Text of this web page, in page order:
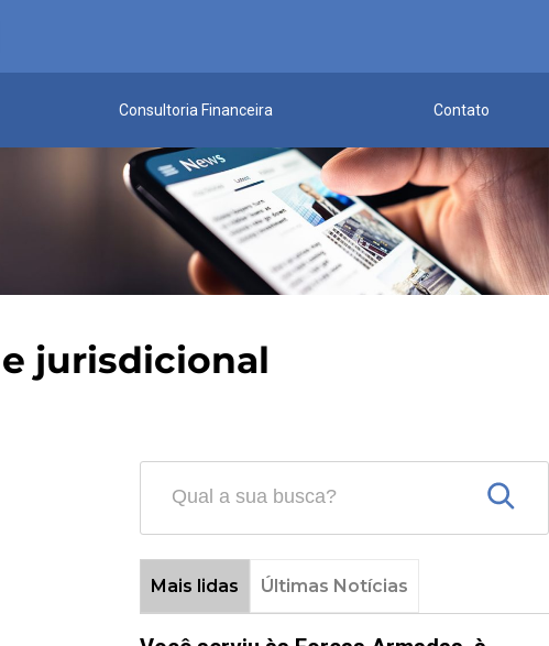
Consultoria Financeira Contato
e jurisdicional
Mais lidas Últimas Notícias